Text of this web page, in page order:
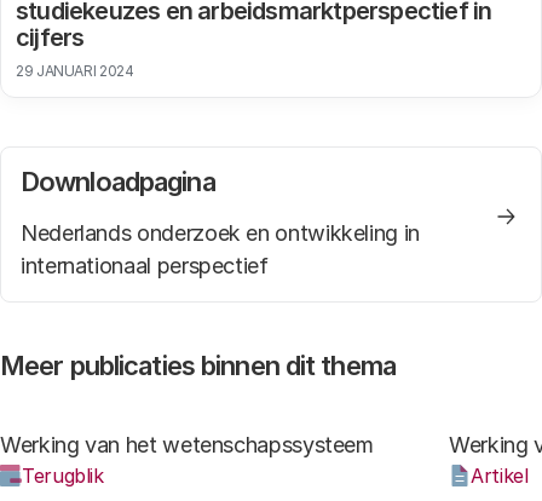
studiekeuzes en arbeidsmarktperspectief in
cijfers
29 JANUARI 2024
Downloadpagina
Nederlands onderzoek en ontwikkeling in
internationaal perspectief
Meer publicaties binnen dit thema
Werking van het wetenschapssysteem
Terugblik
Werking
Artikel